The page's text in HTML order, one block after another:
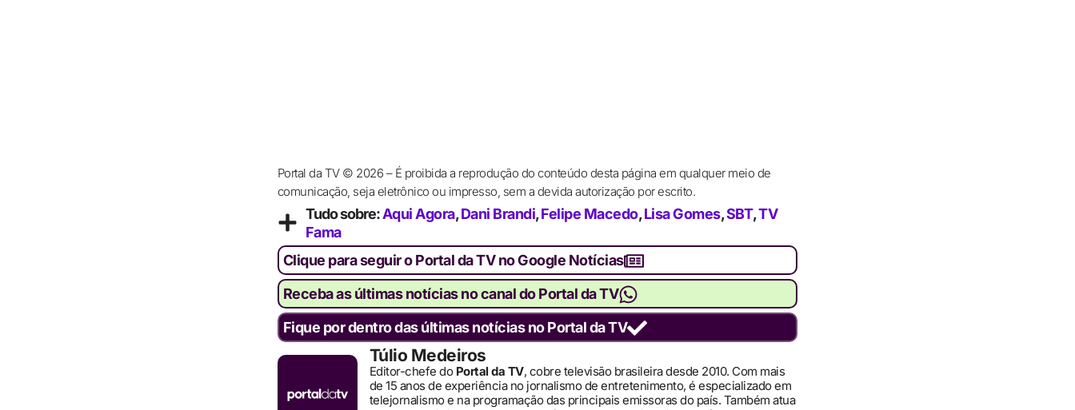
Portal da TV © 2026 – É proibida a reprodução do conteúdo desta página em qualquer meio de
comunicação, seja eletrônico ou impresso, sem a devida autorização por escrito.
Tudo sobre:Aqui Agora,Dani Brandi,Felipe Macedo,Lisa Gomes,SBT,TV
Fama
Clique para seguir o Portal da TV no Google Notícias
Receba as últimas notícias no canal do Portal da TV
Fique por dentro das últimas notícias no Portal da TV
Túlio Medeiros
Editor-chefe do Portal da TV, cobre televisão brasileira desde 2010. Com mais
de 15 anos de experiência no jornalismo de entretenimento, é especializado em
telejornalismo e na programação das principais emissoras do país. Também atua